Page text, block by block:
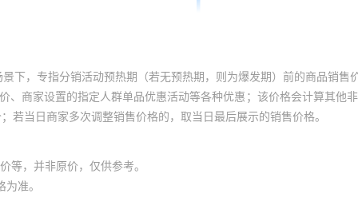
下，专指分销活动预热期（若无预热期，则为爆发期）前的商品销售
商家设置的指定人群单品优惠活动等各种优惠；该价格会计算其他
当日商家多次调整销售价格的，取当日最后展示的销售价格。
等，并非原价，仅供参考。
准。